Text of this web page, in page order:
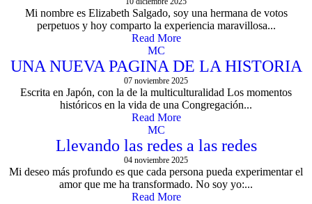
Mi nombre es Elizabeth Salgado, soy una hermana de votos
perpetuos y hoy comparto la experiencia maravillosa...
Read More
MC
UNA NUEVA PAGINA DE LA HISTORIA
07 noviembre 2025
Escrita en Japón, con la de la multiculturalidad Los momentos
históricos en la vida de una Congregación...
Read More
MC
Llevando las redes a las redes
04 noviembre 2025
Mi deseo más profundo es que cada persona pueda experimentar el
amor que me ha transformado. No soy yo:...
Read More